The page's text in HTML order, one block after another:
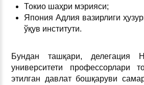
Токио шаҳри мэрияси;
Япония Адлия вазирлиги
ўқув институти.
Бундан ташқари, делегация
университети профессорлари
этилган давлат бошқаруви